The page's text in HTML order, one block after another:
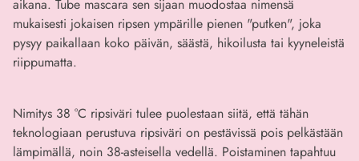
aikana. Tube mascara sen sijaan muodostaa nimensä
mukaisesti jokaisen ripsen ympärille pienen "putken", joka
pysyy paikallaan koko päivän, säästä, hikoilusta tai kyyneleistä
riippumatta.
Nimitys 38 °C ripsiväri tulee puolestaan siitä, että tähän
teknologiaan perustuva ripsiväri on pestävissä pois pelkästään
lämpimällä, noin 38-asteisella vedellä. Poistaminen tapahtuu